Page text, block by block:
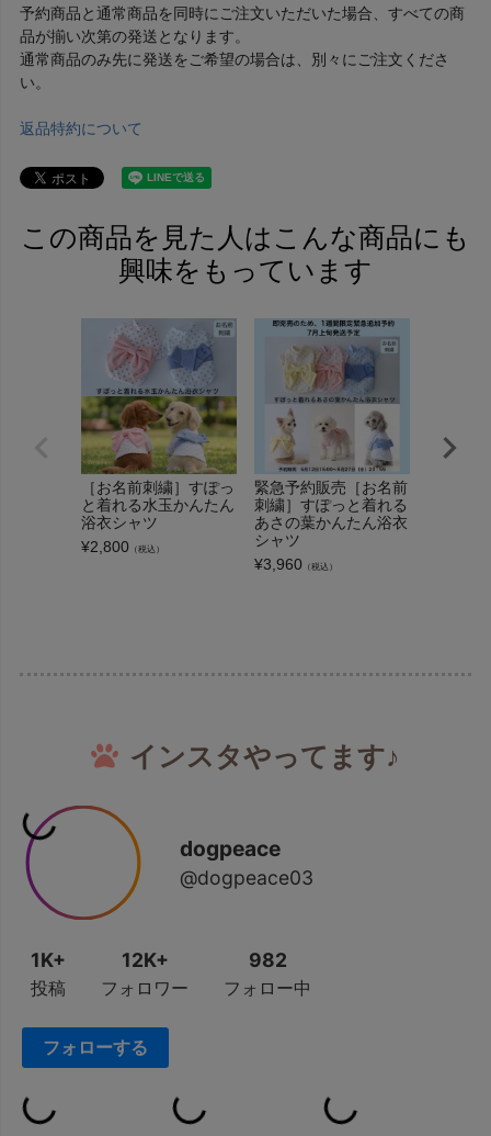
予約商品と通常商品を同時にご注文いただいた場合、すべての商
品が揃い次第の発送となります。
通常商品のみ先に発送をご希望の場合は、別々にご注文くださ
い。
返品特約について
この商品を見た人はこんな商品にも
興味をもっています
［お名前刺繍］すぽっ
と着れる水玉かんたん
浴衣シャツ
¥2,800 （税込）
緊急予約販売［お名前
刺繍］すぽっと着れる
あさの葉かんたん浴衣
シャツ
¥3,960 （税込）
インスタやってます♪